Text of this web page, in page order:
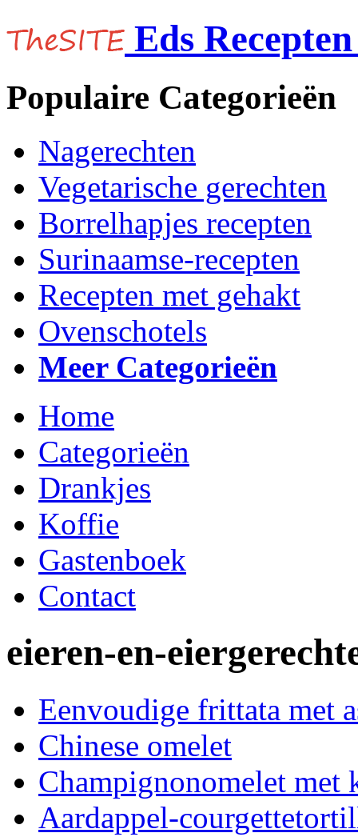
Eds
Populaire Categorieën
Nagerechten
Vegetarische gerechten
Borrelhapjes recepten
Surinaamse-recepten
Recepten met gehakt
Ovenschotels
Meer Categorieën
Home
Categorieën
Drankjes
Koffie
Gastenboek
Contact
eieren-en-
Eenvoudige frittata met
Chinese omelet
Champignonomelet met
Aardappel-